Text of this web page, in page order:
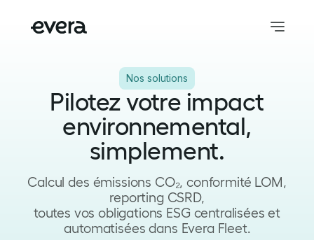
Nos solutions
Pilotez votre impact
environnemental,
simplement.
Calcul des émissions CO₂, conformité LOM,
reporting CSRD,
toutes vos obligations ESG centralisées et
automatisées dans Evera Fleet.